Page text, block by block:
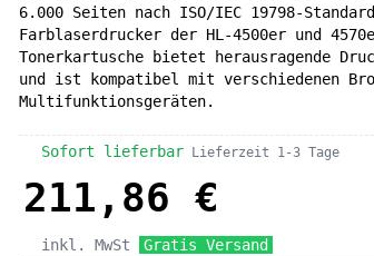
6.000 Seiten nach ISO/IEC 19798-
Farblaserdrucker der HL-4500er und
Tonerkartusche bietet herausragende
und ist kompatibel mit verschiedenen
Multifunktionsgeräten.
Sofort lieferbar Lieferzeit 1-3 Tage
211,86 €
inkl. MwSt Gratis Versand